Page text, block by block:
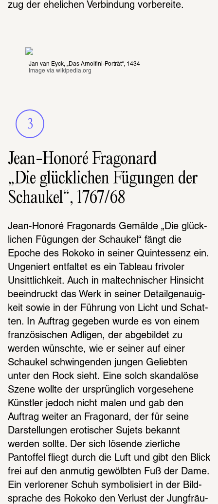
zug der eheli­chen Verbin­dung vorbe­reite.
Jan van Eyck, „Das Arnolfini-Porträt“, 1434
Image via wikipedia.org
3
Jean-Honoré Fragonard
„Die glücklichen Fügungen der
Schaukel“, 1767/68
Jean-Honoré Frago­nards Gemälde „Die glück­
li­chen Fügun­gen der Schau­kel“ fängt die
Epoche des Rokoko in seiner Quint­es­senz ein.
Unge­niert entfal­tet es ein Tableau frivo­ler
Unsitt­lich­keit. Auch in maltech­ni­scher Hinsicht
beein­druckt das Werk in seiner Detail­ge­nau­ig­
keit sowie in der Führung von Licht und Schat­
ten. In Auftrag gege­ben wurde es von einem
fran­zö­si­schen Adli­gen, der abge­bil­det zu
werden wünschte, wie er seiner auf einer
Schau­kel schwin­gen­den jungen Gelieb­ten
unter den Rock sieht. Eine solch skan­da­löse
Szene wollte der ursprüng­lich vorge­se­hene
Künst­ler jedoch nicht malen und gab den
Auftrag weiter an Frago­nard, der für seine
Darstel­lun­gen eroti­scher Sujets bekannt
werden sollte. Der sich lösende zier­li­che
Pantof­fel fliegt durch die Luft und gibt den Blick
frei auf den anmu­tig gewölb­ten Fuß der Dame.
Ein verlo­re­ner Schuh symbo­li­siert in der Bild­
spra­che des Rokoko den Verlust der Jung­fräu­